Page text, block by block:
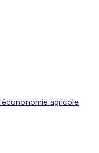
agricole